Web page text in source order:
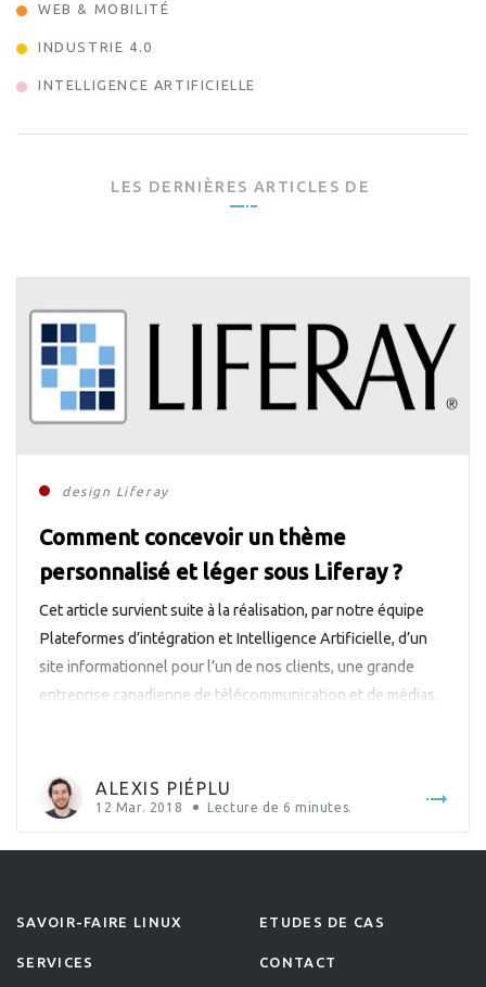
WEB & MOBILITÉ
INDUSTRIE 4.0
INTELLIGENCE ARTIFICIELLE
LES DERNIÈRES ARTICLES DE
design Liferay
Comment concevoir un thème
personnalisé et léger sous Liferay ?
Cet article survient suite à la réalisation, par notre équipe
Plateformes d’intégration et Intelligence Artificielle, d’un
site informationnel pour l’un de nos clients, une grande
entreprise canadienne de télécommunication et de médias,
expérience sur ce projet afin de vous […]
ALEXIS PIÉPLU
12 Mar. 2018 Lecture de 6 minutes.
SAVOIR-FAIRE LINUX
SERVICES
ETUDES DE CAS
CONTACT